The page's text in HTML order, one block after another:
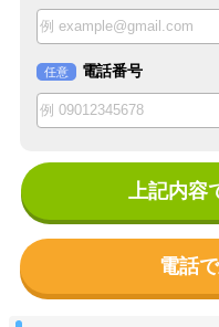
任意 電話番号
上記内容
電話